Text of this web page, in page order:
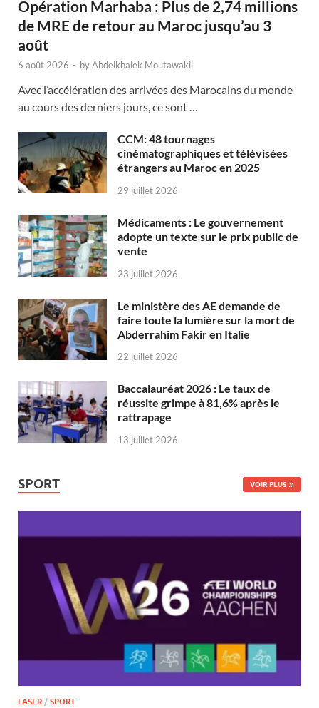
Opération Marhaba : Plus de 2,74 millions
de MRE de retour au Maroc jusqu’au 3
août
6 août 2026 - byAbdelkhalek Moutawakil
Avec l’accélération des arrivées des Marocains du monde
au cours des derniers jours, ce sont …
CCM: 48 tournages
cinématographiques et télévisées
étrangers au Maroc en 2025
29 juillet 2026
Médicaments : Le gouvernement
adopte un texte sur le prix public de
vente
23 juillet 2026
Le ministère des AE demande de
faire toute la lumière sur la mort de
Abderrahim Fakir en Italie
22 juillet 2026
Baccalauréat 2026 : Le taux de
réussite grimpe à 81,6% après le
rattrapage
13 juillet 2026
SPORT VOIR PLUS
LASER / SPORT